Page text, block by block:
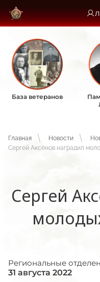
База ветеранов
Главная Новости
Сергей Аксёнов наградил
Сергей
Региональные
31 августа 2022